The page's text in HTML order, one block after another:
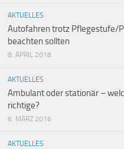
AKTUELLES
Autofahren trotz Pflegestufe/
beachten sollten
8. APRIL 2018
AKTUELLES
Ambulant oder stationär –
richtige?
6. MÄRZ 2016
AKTUELLES